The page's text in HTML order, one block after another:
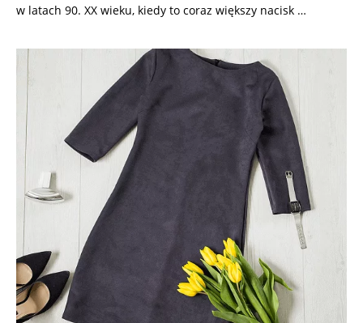
w latach 90. XX wieku, kiedy to coraz większy nacisk …